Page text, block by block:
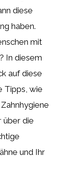
diese
haben.
mit
In diesem
auf diese
Tipps, wie
über die
und Ihr